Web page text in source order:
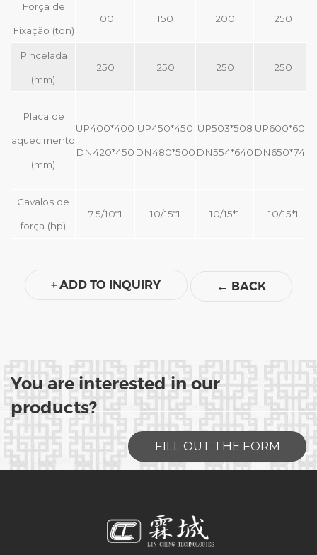
Força de
Fixação (ton)
100 150 200 250
Pincelada
(mm)
250 250 250 250
Placa de
aquecimento
(mm)
UP400*400
DN420*450
UP450*450
DN480*500
UP503*508
DN554*640
UP600*600
DN650*740
Cavalos de
força (hp)
7.5/10*1 10/15*1 10/15*1 10/15*1
+ ADD TO INQUIRY ← BACK
You are interested in our
products?
FILL OUT THE FORM